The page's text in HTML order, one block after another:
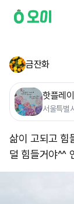
금잔화
핫플레
서울특별
삶이 고되고 힘
덜 힘들거야^^